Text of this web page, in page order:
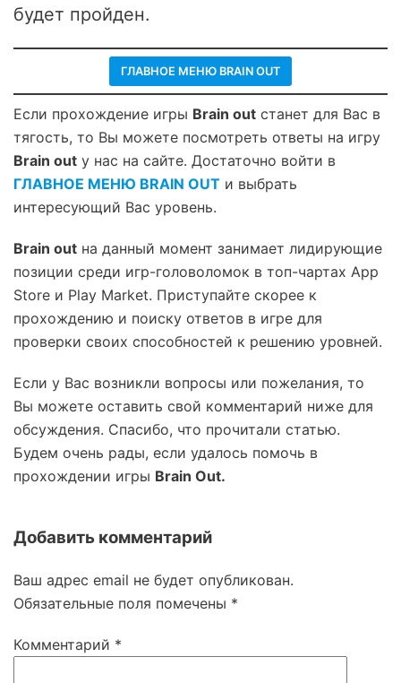
будет пройден.
ГЛАВНОЕ МЕНЮ BRAIN OUT
Если прохождение игры Brain out станет для Вас в
тягость, то Вы можете посмотреть ответы на игру
Brain out у нас на сайте. Достаточно войти в
ГЛАВНОЕ МЕНЮ BRAIN OUT и выбрать
интересующий Вас уровень.
Brain out на данный момент занимает лидирующие
позиции среди игр-головоломок в топ-чартах App
Store и Play Market. Приступайте скорее к
прохождению и поиску ответов в игре для
проверки своих способностей к решению уровней.
Если у Вас возникли вопросы или пожелания, то
Вы можете оставить свой комментарий ниже для
обсуждения. Спасибо, что прочитали статью.
Будем очень рады, если удалось помочь в
прохождении игры Brain Out.
Добавить комментарий
Ваш адрес email не будет опубликован.
Обязательные поля помечены *
Комментарий *